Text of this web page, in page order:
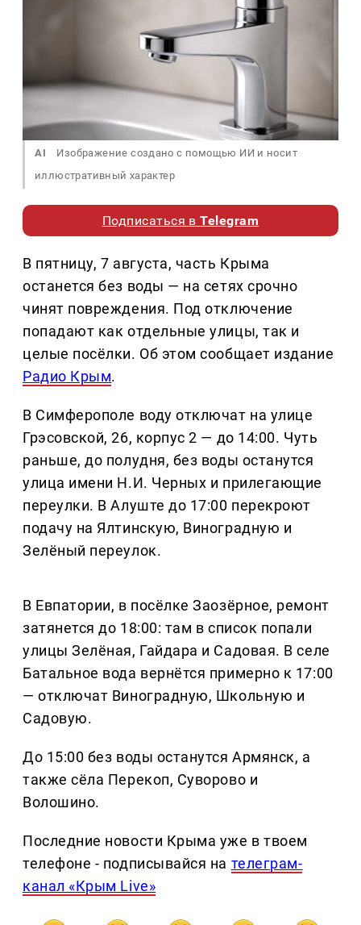
AI
Изображение создано с помощью ИИ и носит
иллюстративный характер
Подписаться вTelegram
В пятницу, 7 августа, часть Крыма
останется без воды — на сетях срочно
чинят повреждения. Под отключение
попадают как отдельные улицы, так и
целые посёлки. Об этом сообщает издание
Радио Крым.
В Симферополе воду отключат на улице
Грэсовской, 26, корпус 2 — до 14:00. Чуть
раньше, до полудня, без воды останутся
улица имени Н.И. Черных и прилегающие
переулки. В Алуште до 17:00 перекроют
подачу на Ялтинскую, Виноградную и
Зелёный переулок.
В Евпатории, в посёлке Заозёрное, ремонт
затянется до 18:00: там в список попали
улицы Зелёная, Гайдара и Садовая. В селе
Батальное вода вернётся примерно к 17:00
— отключат Виноградную, Школьную и
Садовую.
До 15:00 без воды останутся Армянск, а
также сёла Перекоп, Суворово и
Волошино.
Последние новости Крыма уже в твоем
телефоне - подписывайся на телеграм-
канал «Крым Live»